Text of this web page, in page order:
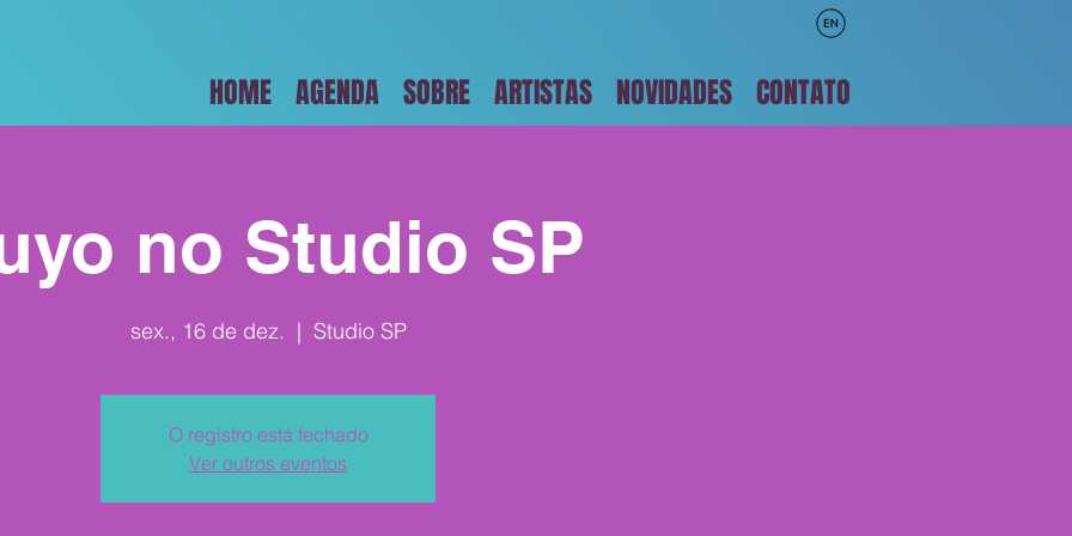
HOME AGENDA SOBRE ARTISTAS NOVIDADES CONTATO
no Studio SP
sex., 16 de dez.
  |
Studio SP
O registro está fechado
Ver outros eventos